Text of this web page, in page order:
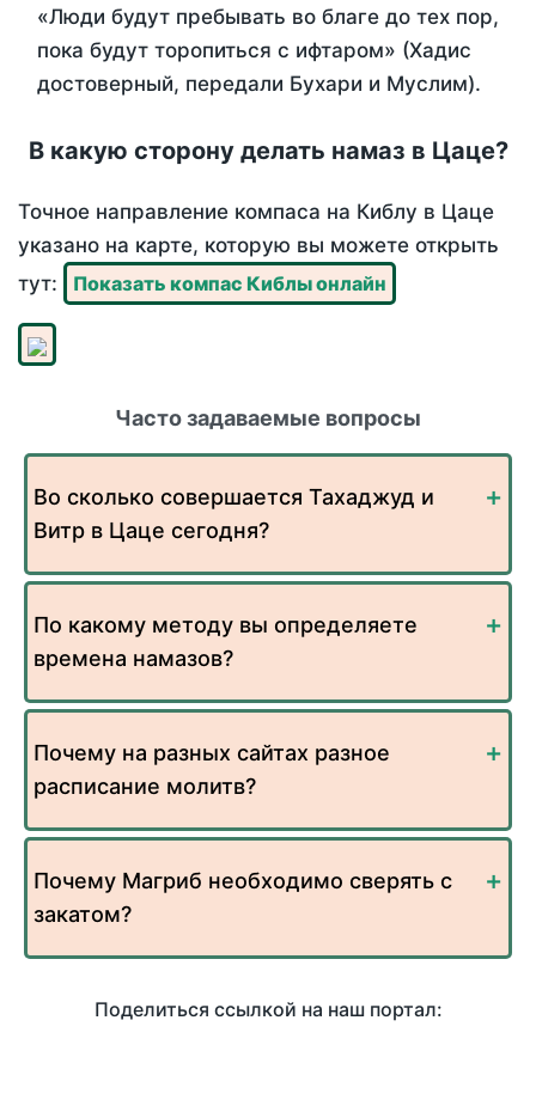
«Люди будут пребывать во благе до тех пор,
пока будут торопиться с ифтаром» (Хадис
достоверный, передали Бухари и Муслим).
В какую сторону делать намаз в Цаце?
Точное направление компаса на Киблу в Цаце
указано на карте, которую вы можете открыть
тут:
Показать компас Киблы онлайн
Часто задаваемые вопросы
Во сколько совершается Тахаджуд и
Витр в Цаце сегодня?
По какому методу вы определяете
времена намазов?
Почему на разных сайтах разное
расписание молитв?
Почему Магриб необходимо сверять с
закатом?
Поделиться ссылкой на наш портал: